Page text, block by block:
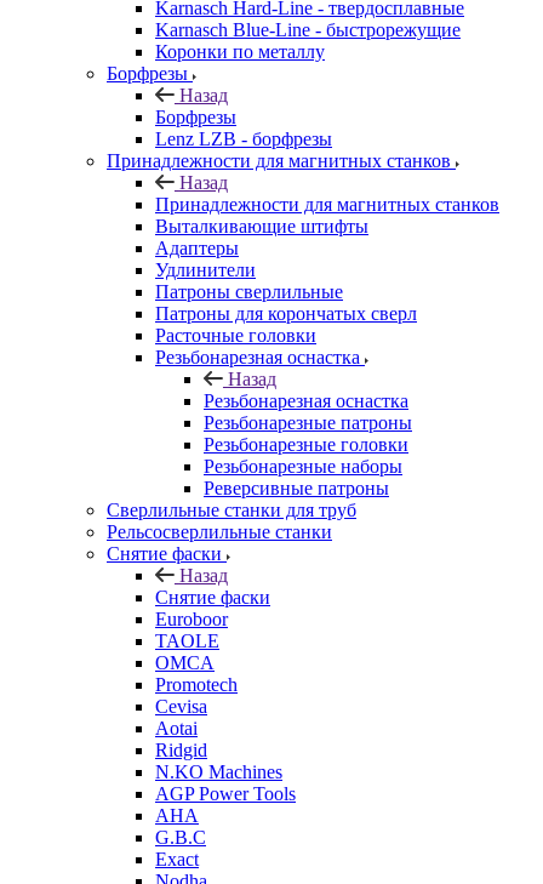
Karnasch Hard-Line - твердосплавные
Karnasch Blue-Line - быстрорежущие
Коронки по металлу
Борфрезы
Назад
Борфрезы
Lenz LZB - борфрезы
Принадлежности для магнитных станков
Назад
Принадлежности для магнитных станков
Выталкивающие штифты
Адаптеры
Удлинители
Патроны сверлильные
Патроны для корончатых сверл
Расточные головки
Резьбонарезная оснастка
Назад
Резьбонарезная оснастка
Резьбонарезные патроны
Резьбонарезные головки
Резьбонарезные наборы
Реверсивные патроны
Сверлильные станки для труб
Рельсосверлильные станки
Снятие фаски
Назад
Снятие фаски
Euroboor
TAOLE
OMCA
Promotech
Cevisa
Aotai
Ridgid
N.KO Machines
AGP Power Tools
AHA
G.B.C
Exact